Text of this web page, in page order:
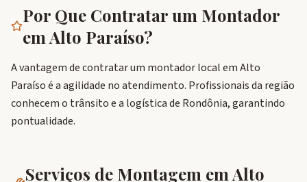
Por Que Contratar um Montador
em Alto Paraíso?
A vantagem de contratar um montador local em Alto
Paraíso é a agilidade no atendimento. Profissionais da região
conhecem o trânsito e a logística de Rondônia, garantindo
pontualidade.
Serviços de Montagem emAlto